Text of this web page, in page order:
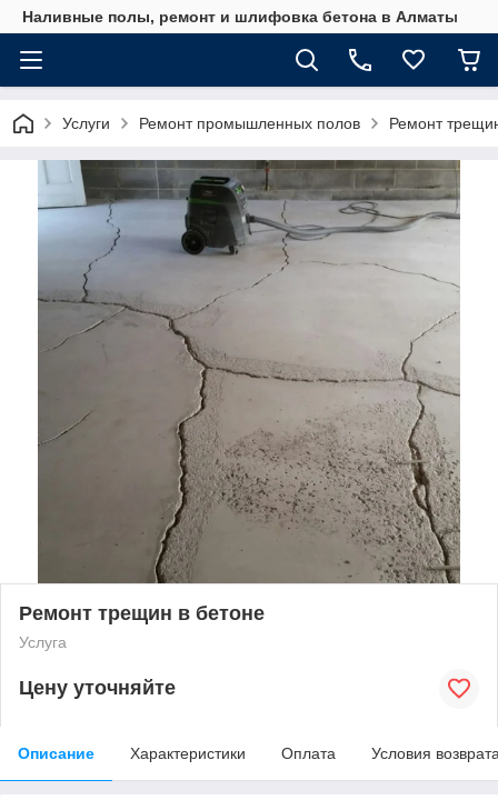
Наливные полы, ремонт и шлифовка бетона в Алматы
Услуги Ремонт промышленных полов Ремонт
Ремонт трещин в бетоне
Услуга
Цену уточняйте
Описание Характеристики Оплата Условия